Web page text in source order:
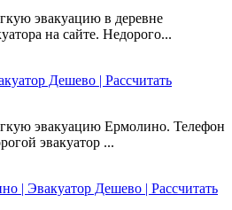
эвакуацию в деревне
на сайте. Недорого...
Дешево | Рассчитать
эвакуацию Ермолино. Телефон
эвакуатор ...
| Эвакуатор Дешево | Рассчитать